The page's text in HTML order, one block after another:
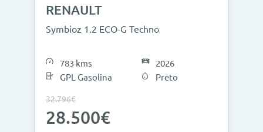
RENAULT
Symbioz 1.2 ECO-G Techno
783 kms
GPL Gasolina
2026
Preto
32.796€
28.500€